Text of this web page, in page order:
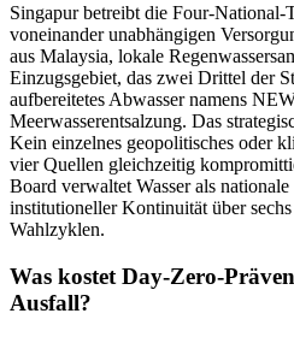
Singapur betreibt die Four-
voneinander unabhängigen
aus Malaysia, lokale
Einzugsgebiet, das zwei Drittel der
aufbereitetes Abwasser namens
Meerwasserentsalzung. Das
Kein einzelnes geopolitisches oder
vier Quellen gleichzeitig
Board verwaltet Wasser als
institutioneller Kontinuität über
Wahlzyklen.
Was kostet Day-Zero-
Ausfall?